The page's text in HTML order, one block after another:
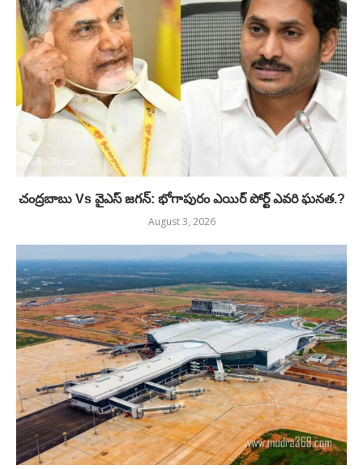
చంద్రబాబు Vs వైఎస్ జగన్: భోగాపురం ఎయిర్ పోర్ట్ ఎవరి ఘనత.?
August 3, 2026